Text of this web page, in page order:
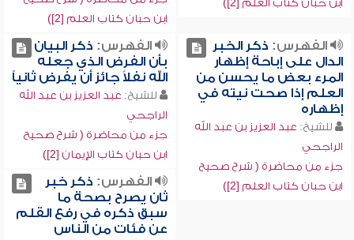
ابن حبان كتاب العلم [2])
ابن حبان كتاب العلم [2])
الفهرس: ذكر الخبر
الدال على إباحة إظهار
المرء بعض ما يحسن من
العلم إذا صحت نيته في
إظهاره
للشيخ: عبد العزيز بن عبد الله
الراجحي
جزء من محاضرة ( شرح صحيح
ابن حبان كتاب العلم [2])
الفهرس: ذكر البيان
بأن الفرض الذي جعله
الله نفلاً جائز أن يفرض ثانياً
للشيخ: عبد العزيز بن عبد الله
الراجحي
جزء من محاضرة ( شرح صحيح
ابن حبان كتاب الإيمان [2])
الفهرس: ذكر خبر
ثان يصرح بصحة ما
سبق ذكره في رفع القلم
عن فئات من الناس